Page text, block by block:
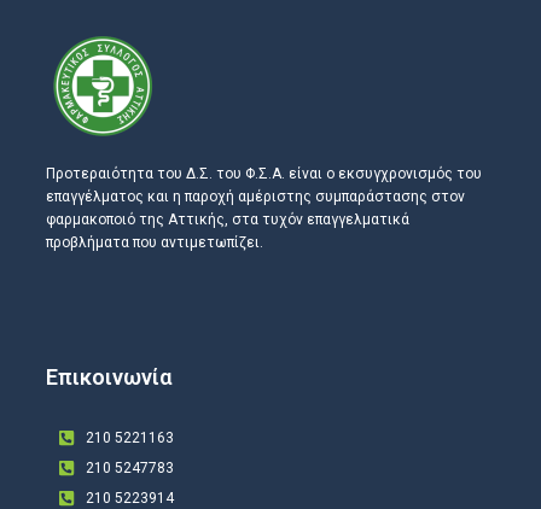
Προτεραιότητα του Δ.Σ. του Φ.Σ.Α. είναι ο εκσυγχρονισμός του
επαγγέλματος και η παροχή αμέριστης συμπαράστασης στον
φαρμακοποιό της Αττικής, στα τυχόν επαγγελματικά
προβλήματα που αντιμετωπίζει.
Επικοινωνία
210 5221163
210 5247783
210 5223914